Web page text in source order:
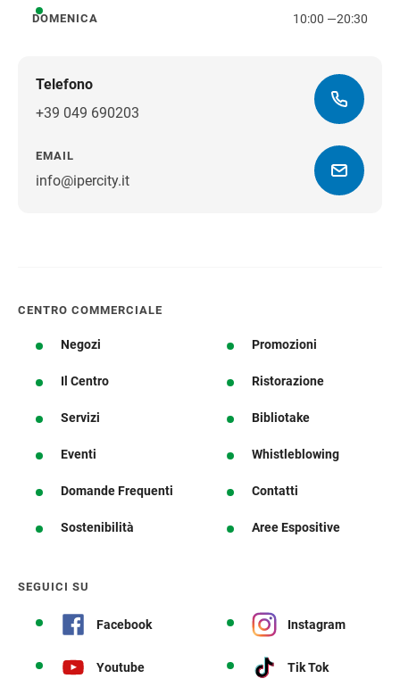
domenica
DOMENICA 10:00 —20:30
Telefono
+39 049 690203
EMAIL
info@ipercity.it
CENTRO COMMERCIALE
Negozi Promozioni
Il Centro Ristorazione
Servizi Bibliotake
Eventi Whistleblowing
Domande Frequenti Contatti
Sostenibilità Aree Espositive
SEGUICI SU
Facebook Instagram
Youtube Tik Tok